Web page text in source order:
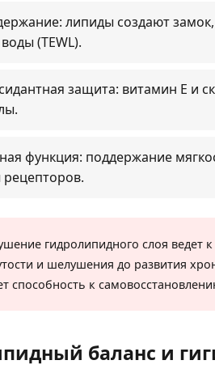
липиды создают
(TEWL).
защита: витамин Е и
функция: поддержание
гидролипидного слоя ведет
и шелушения до развития
способность к
баланс и